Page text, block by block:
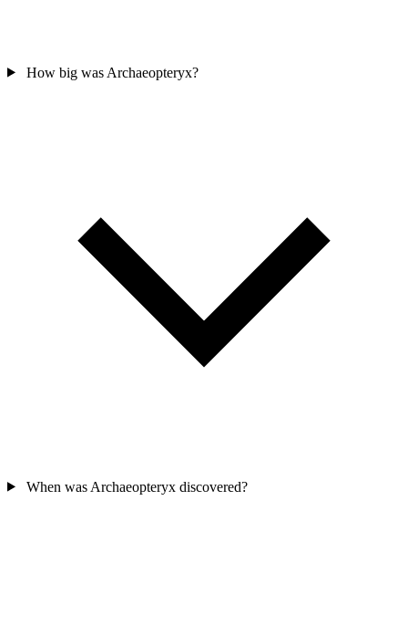
How big was Archaeopteryx?
When was Archaeopteryx discovered?